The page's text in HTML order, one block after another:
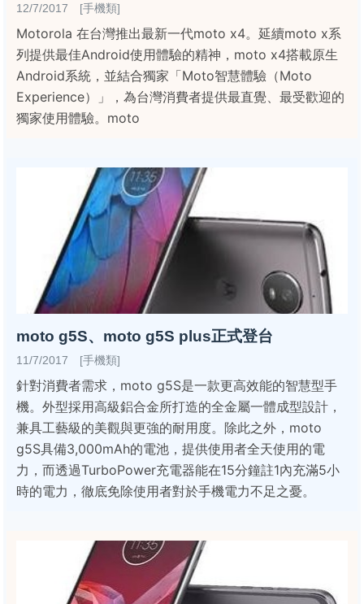
12/7/2017 [手機類]
Motorola 在台灣推出最新一代moto x4。延續moto x系
列提供最佳Android使用體驗的精神，moto x4搭載原生
Android系統，並結合獨家「Moto智慧體驗（Moto
Experience）」，為台灣消費者提供最直覺、最受歡迎的
獨家使用體驗。moto
moto g5S、moto g5S plus正式登台
11/7/2017 [手機類]
針對消費者需求，moto g5S是一款更高效能的智慧型手
機。外型採用高級鋁合金所打造的全金屬一體成型設計，
兼具工藝級的美觀與更強的耐用度。除此之外，moto
g5S具備3,000mAh的電池，提供使用者全天使用的電
力，而透過TurboPower充電器能在15分鐘註1內充滿5小
時的電力，徹底免除使用者對於手機電力不足之憂。